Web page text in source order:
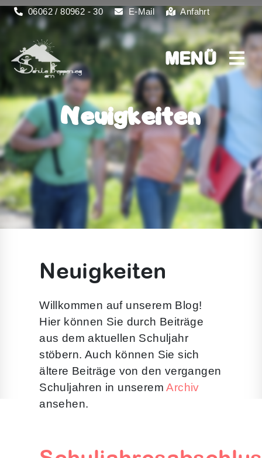
06062 / 80962 - 30 E-Mail Anfahrt
MENÜ
MENÜ
Neuigkeiten
Neuigkeiten
Willkommen auf unserem Blog!
Hier können Sie durch Beiträge
aus dem aktuellen Schuljahr
stöbern. Auch können Sie sich
ältere Beiträge von den vergangen
Schuljahren in unseremArchiv
ansehen.